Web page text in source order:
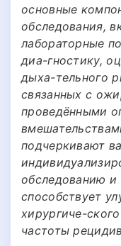
основные
обследования,
лабораторные
диа-гностику,
дыха-тельного
связанных с
проведёнными
подчеркивают
обследованию и
способствует
хирургиче-
частоты